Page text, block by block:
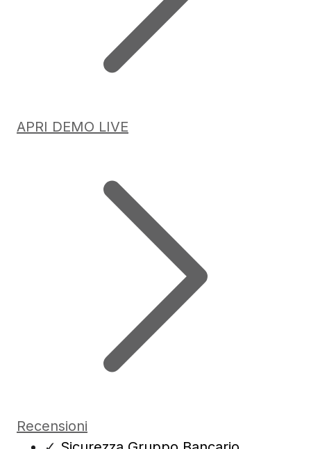
APRI DEMO LIVE
Recensioni